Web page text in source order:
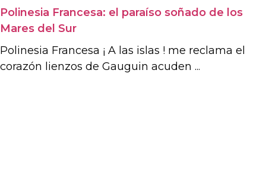
Polinesia Francesa: el paraíso soñado de los
Mares del Sur
Polinesia Francesa ¡ A las islas ! me reclama el
corazón lienzos de Gauguin acuden ...